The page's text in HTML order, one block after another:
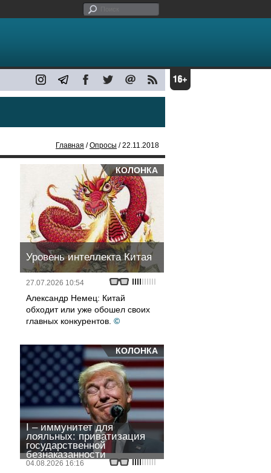
Главная /Опросы / 22.11.2018
КОЛОНКА
Уровень интеллекта Китая
27.07.2026 10:54
Александр Немец: Китай
обходит или уже обошел своих
главных конкурентов. ©
КОЛОНКА
I – иммунитет для
лояльных: приватизация
государственной
безнаказанности
04.08.2026 16:16